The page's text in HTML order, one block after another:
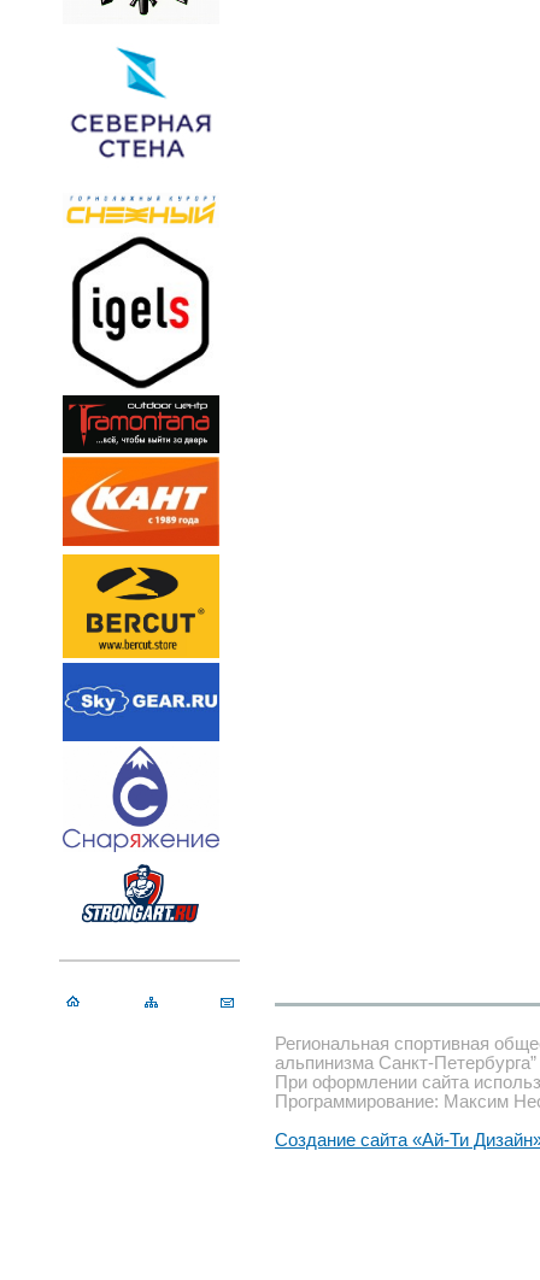
Региональная спортивная
альпинизма Санкт-Петербурга”
При оформлении сайта
Программирование: Максим
Создание сайта «Ай-Ти